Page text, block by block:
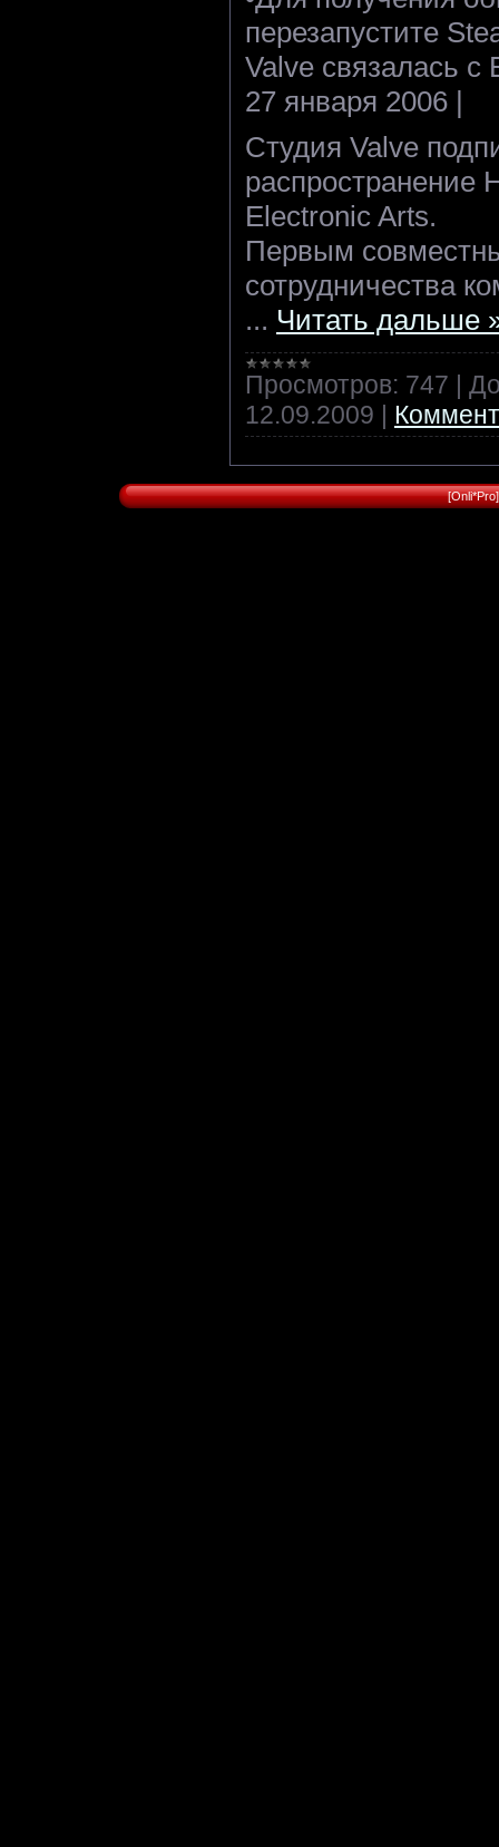
перезапустите
Valve связалась с
27 января 2006 |
Студия Valve
распространение
Electronic Arts.
Первым
сотрудничества
... Читать дальше
Просмотров: 747 |
12.09.2009 |